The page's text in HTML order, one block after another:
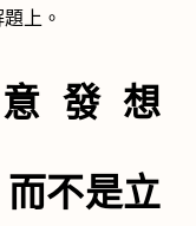
上。
發想
不是立